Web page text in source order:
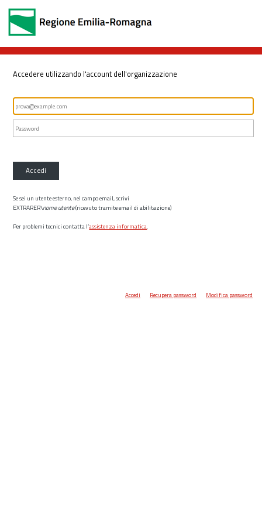
Accedere utilizzando l'account dell'organizzazione
Accedi
Se sei un utente esterno, nel campo email, scrivi
EXTRARER\nome utente(ricevuto tramite email di abilitazione)
Per problemi tecnici contatta l’assistenza informatica.
Accedi Recupera password Modifica password